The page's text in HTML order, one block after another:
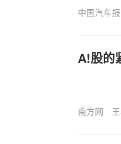
中国汽车报
A!股的
南方网